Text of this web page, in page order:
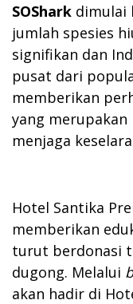
SOShark dimulai
jumlah spesies
signifikan dan
pusat dari
memberikan
yang merupakan
menjaga
Hotel Santika
memberikan
turut berdonasi
dugong. Melalui
akan hadir di